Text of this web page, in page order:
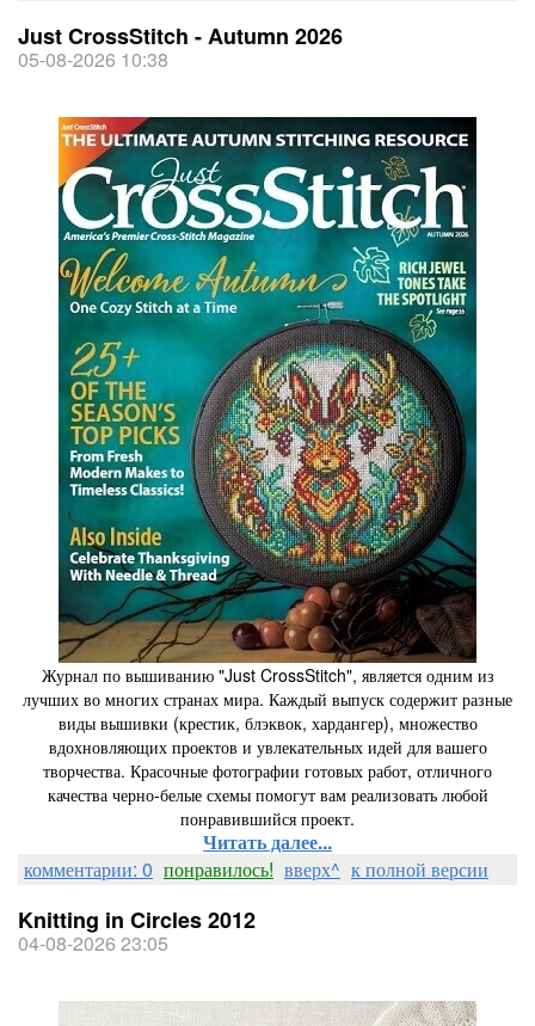
Just CrossStitch - Autumn 2026
05-08-2026 10:38
Журнал по вышиванию "Just CrossStitch", является одним из
лучших во многих странах мира. Каждый выпуск содержит разные
виды вышивки (крестик, блэквок, хардангер), множество
вдохновляющих проектов и увлекательных идей для вашего
творчества. Красочные фотографии готовых работ, отличного
качества черно-белые схемы помогут вам реализовать любой
понравившийся проект.
Читать далее...
комментарии: 0 понравилось! вверх^ к полной версии
Knitting in Circles 2012
04-08-2026 23:05